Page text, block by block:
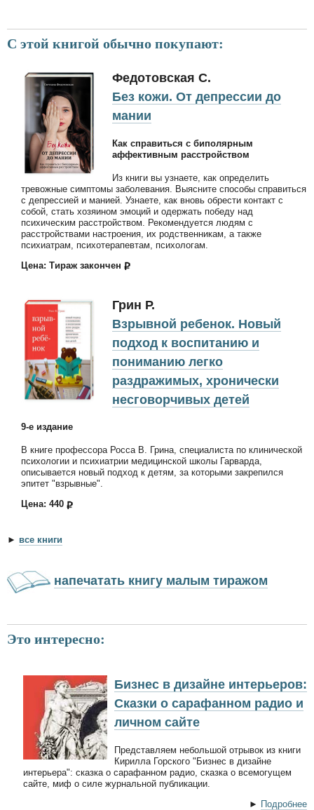
С этой книгой обычно покупают:
Федотовская C.
Без кожи. От депрессии до
мании
Как справиться с биполярным
аффективным расстройством
Из книги вы узнаете, как определить
тревожные симптомы заболевания. Выясните способы справиться
с депрессией и манией. Узнаете, как вновь обрести контакт с
собой, стать хозяином эмоций и одержать победу над
психическим расстройством. Рекомендуется людям с
расстройствами настроения, их родственникам, а также
психиатрам, психотерапевтам, психологам.
Цена: Тираж закончен
Грин Р.
Взрывной ребенок. Новый
подход к воспитанию и
пониманию легко
раздражимых, хронически
несговорчивых детей
9-е издание
В книге профессора Росса В. Грина, специалиста по клинической
психологии и психиатрии медицинской школы Гарварда,
описывается новый подход к детям, за которыми закрепился
эпитет "взрывные".
Цена: 440
► все книги
напечатать книгу малым тиражом
Это интересно:
Бизнес в дизайне интерьеров:
Сказки о сарафанном радио и
личном сайте
Представляем небольшой отрывок из книги
Кирилла Горского "Бизнес в дизайне
интерьера": сказка о сарафанном радио, сказка о всемогущем
сайте, миф о силе журнальной публикации.
► Подробнее